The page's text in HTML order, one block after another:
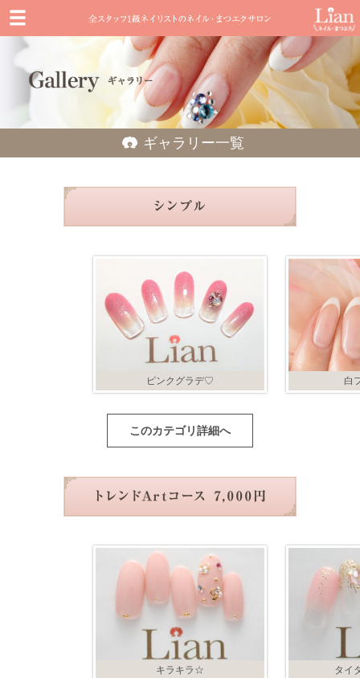
ギャラリー一覧
ピンクグラデ♡ 白
このカテゴリ詳細へ
キラキラ☆ タイ